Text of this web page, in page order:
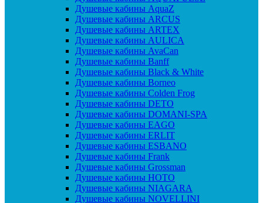
Душевые кабины AquaZ
Душевые кабины ARCUS
Душевые кабины ARTEX
Душевые кабины AULICA
Душевые кабины AvaCan
Душевые кабины Banff
Душевые кабины Black & White
Душевые кабины Borneo
Душевые кабины Colden Frog
Душевые кабины DETO
Душевые кабины DOMANI-SPA
Душевые кабины EAGO
Душевые кабины ERLIT
Душевые кабины ESBANO
Душевые кабины Frank
Душевые кабины Grossman
Душевые кабины HOTO
Душевые кабины NIAGARA
Душевые кабины NOVELLINI